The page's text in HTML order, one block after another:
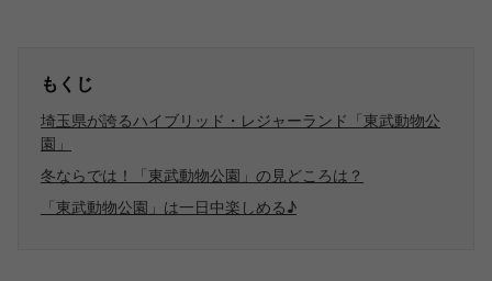
もくじ
埼玉県が誇るハイブリッド・レジャーランド「東武動物公
園」
冬ならでは！「東武動物公園」の見どころは？
「東武動物公園」は一日中楽しめる♪